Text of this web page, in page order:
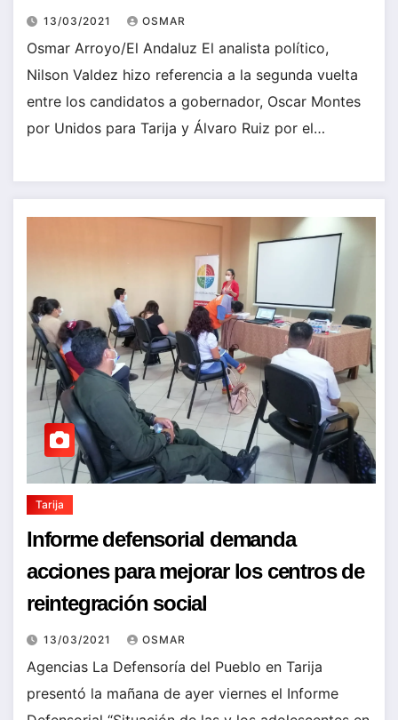
13/03/2021 OSMAR
Osmar Arroyo/El Andaluz El analista político,
Nilson Valdez hizo referencia a la segunda vuelta
entre los candidatos a gobernador, Oscar Montes
por Unidos para Tarija y Álvaro Ruiz por el…
Tarija
Informe defensorial demanda
acciones para mejorar los centros de
reintegración social
13/03/2021 OSMAR
Agencias La Defensoría del Pueblo en Tarija
presentó la mañana de ayer viernes el Informe